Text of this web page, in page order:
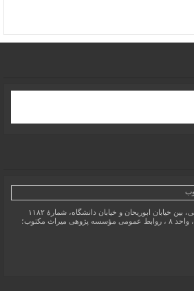
تهران، خیابان انقلاب اسلامی، بین خیابان ابوریحان و خیابان دانشگاه، شمارۀ ۱۱۸۲
(ساختمان فروردین)، طبقۀ دوم، واحد ۸ ، روابط عمومی مؤسسه پژوهی میراث مکتوب؛